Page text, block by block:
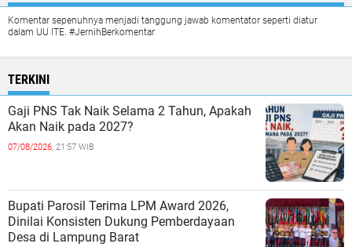
Komentar sepenuhnya menjadi tanggung jawab komentator seperti diatur
dalam UU ITE. #JernihBerkomentar
TERKINI
Gaji PNS Tak Naik Selama 2 Tahun, Apakah
Akan Naik pada 2027?
07/08/2026, 21:57 WIB
Bupati Parosil Terima LPM Award 2026,
Dinilai Konsisten Dukung Pemberdayaan
Desa di Lampung Barat